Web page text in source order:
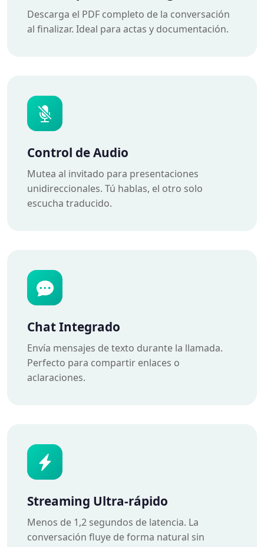
Descarga el PDF completo de la conversación
al finalizar. Ideal para actas y documentación.
Control de Audio
Mutea al invitado para presentaciones
unidireccionales. Tú hablas, el otro solo
escucha traducido.
Chat Integrado
Envía mensajes de texto durante la llamada.
Perfecto para compartir enlaces o
aclaraciones.
Streaming Ultra-rápido
Menos de 1,2 segundos de latencia. La
conversación fluye de forma natural sin